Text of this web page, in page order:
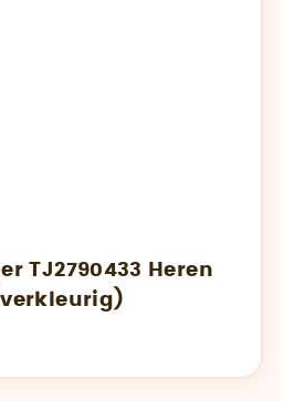
TJ2790433 Heren